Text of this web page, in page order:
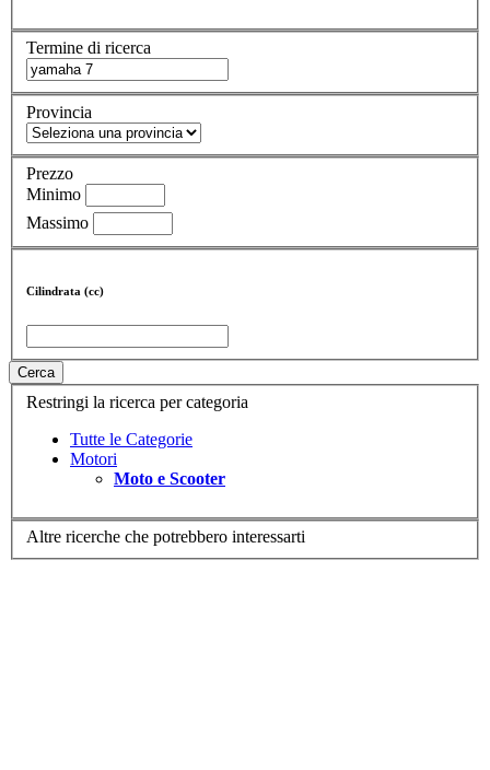
Termine di ricerca
Provincia
Prezzo
Minimo
Massimo
Cilindrata (cc)
Cerca
Restringi la ricerca per categoria
Tutte le Categorie
Motori
Moto e Scooter
Altre ricerche che potrebbero interessarti